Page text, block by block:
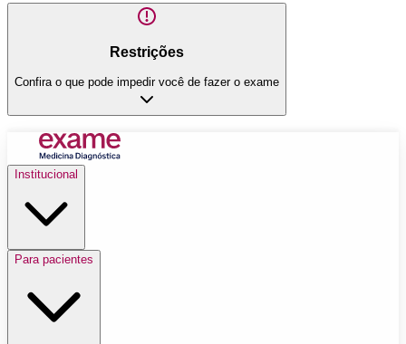
Restrições
Confira o que pode impedir você de fazer o exame
Institucional
Para pacientes